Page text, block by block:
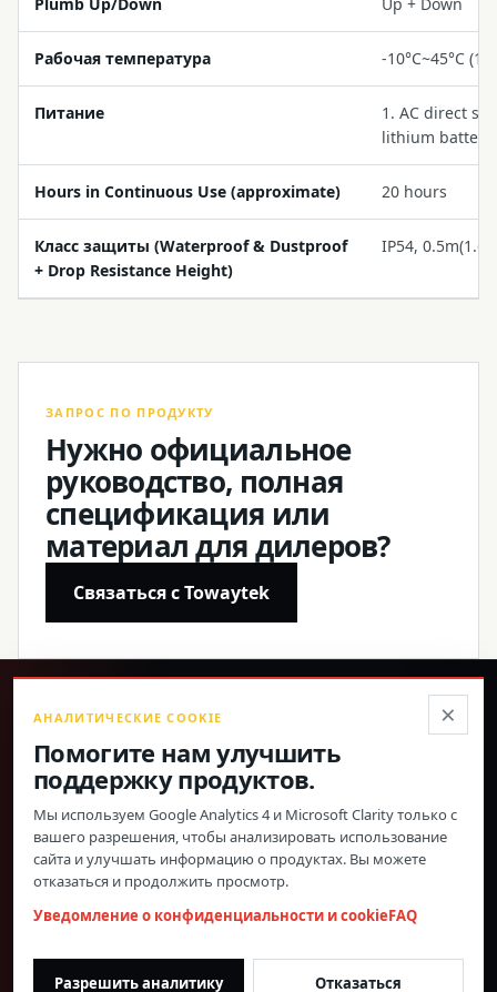
Рабочая температура -10°C~45°C
Питание
1. AC direct
lithium battery
Hours in Continuous Use (approximate) 20 hours
Класс защиты (Waterproof & Dustproof
+ Drop Resistance Height)
IP54,
ЗАПРОС ПО ПРОДУКТУ
Нужно официальное
руководство, полная
спецификация или
материал для дилеров?
Связаться с Towaytek
Точные продукты, подтверждённые характеристики и
прямая глобальная поддержка.
© 2026 Toway Technology (Shanghai) Co., Ltd. Все права
защищены.
Конфиденциальность и файлы cookie
С ДИЛЕРАМИ
×
АНАЛИТИЧЕСКИЕ COOKIE
Помогите нам улучшить
поддержку продуктов.
Мы используем Google Analytics 4 и Microsoft Clarity только с
вашего разрешения, чтобы анализировать использование
сайта и улучшать информацию о продуктах. Вы можете
отказаться и продолжить просмотр.
Уведомление о конфиденциальности и cookieFAQ
Разрешить аналитику Отказаться